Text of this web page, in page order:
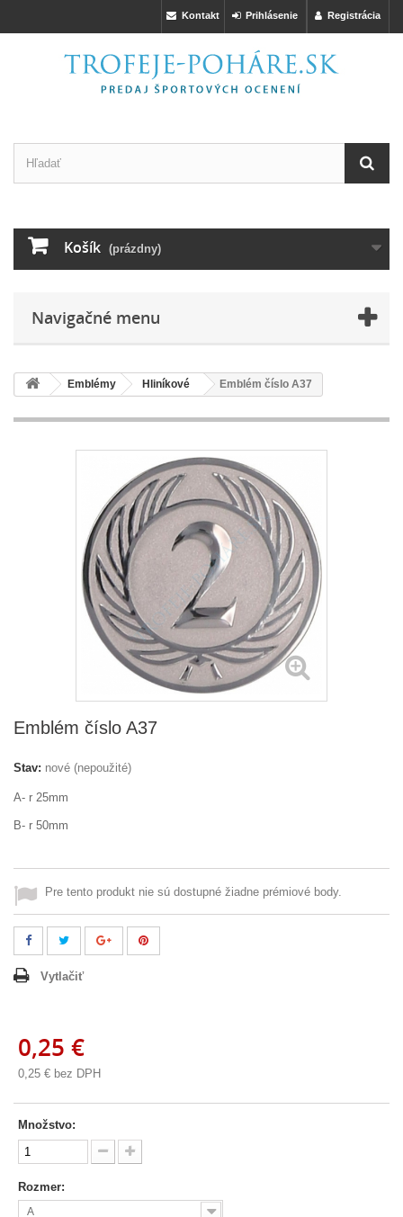
Registrácia
Prihlásenie
Kontakt
Košík (prázdny)
Navigačné menu
Emblémy Hliníkové Emblém číslo A37
Emblém číslo A37
Stav: nové (nepoužité)
A- r 25mm
B- r 50mm
Pre tento produkt nie sú dostupné žiadne prémiové body.
Vytlačiť
0,25 €
0,25 € bez DPH
Množstvo:
Rozmer:
A